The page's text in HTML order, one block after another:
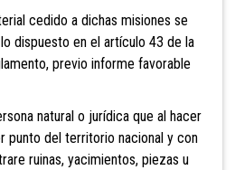
cedido a dichas misiones se
dispuesto en el artículo 43 de la
previo informe favorable
natural o jurídica que al hacer
punto del territorio nacional y con
ruinas, yacimientos, piezas u